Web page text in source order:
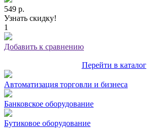
549 р.
Узнать скидку!
1
Добавить к сравнению
Перейти в каталог
Автоматизация торговли и бизнеса
Банковское оборудование
Бутиковое оборудование